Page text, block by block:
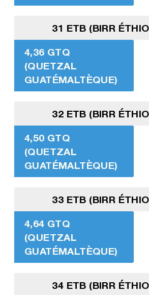
31 ETB (BIRR
4,36 GTQ
(QUETZAL
GUATÉMALTÈQUE)
32 ETB (BIRR
4,50 GTQ
(QUETZAL
GUATÉMALTÈQUE)
33 ETB (BIRR
4,64 GTQ
(QUETZAL
GUATÉMALTÈQUE)
34 ETB (BIRR